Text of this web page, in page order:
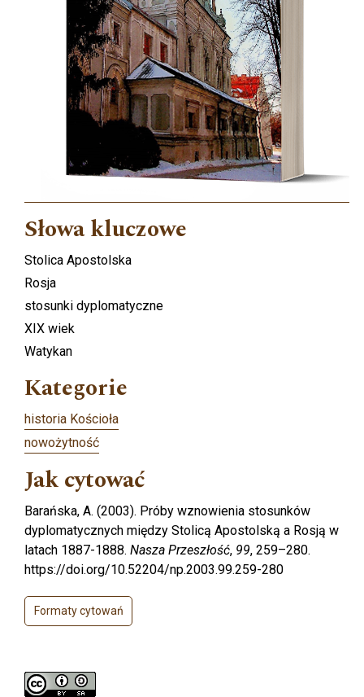
Słowa kluczowe
Stolica Apostolska
Rosja
stosunki dyplomatyczne
XIX wiek
Watykan
Kategorie
historia Kościoła
nowożytność
Jak cytować
Barańska, A. (2003). Próby wznowienia stosunków
dyplomatycznych między Stolicą Apostolską a Rosją w
latach 1887-1888. Nasza Przeszłość, 99, 259–280.
https://doi.org/10.52204/np.2003.99.259-280
Formaty cytowań